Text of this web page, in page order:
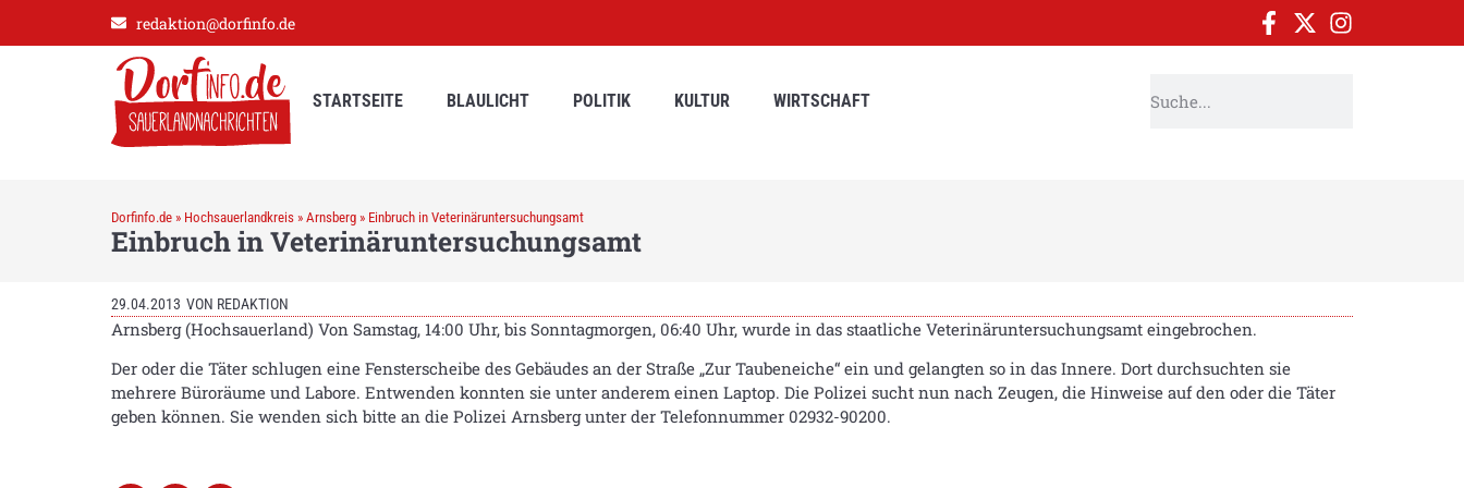
redaktion@dorfinfo.de
STARTSEITE BLAULICHT POLITIK KULTUR WIRTSCHAFT
Dorfinfo.de » Hochsauerlandkreis » Arnsberg » Einbruch in Veterinäruntersuchungsamt
Einbruch in Veterinäruntersuchungsamt
29.04.2013 VON REDAKTION
Arnsberg (Hochsauerland) Von Samstag, 14:00 Uhr, bis Sonntagmorgen, 06:40 Uhr, wurde in das staatliche Veterinäruntersuchungsamt eingebrochen.
Der oder die Täter schlugen eine Fensterscheibe des Gebäudes an der Straße „Zur Taubeneiche“ ein und gelangten so in das Innere. Dort durchsuchten sie
mehrere Büroräume und Labore. Entwenden konnten sie unter anderem einen Laptop. Die Polizei sucht nun nach Zeugen, die Hinweise auf den oder die Täter
geben können. Sie wenden sich bitte an die Polizei Arnsberg unter der Telefonnummer 02932-90200.